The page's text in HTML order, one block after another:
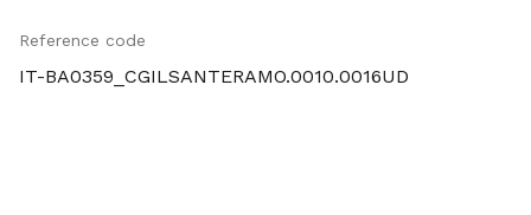
Reference code
IT-BA0359_CGILSANTERAMO.0010.0016UD